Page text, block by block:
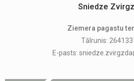
Sniedze
Ziemera pagastu
Tālrunis:
E-pasts: